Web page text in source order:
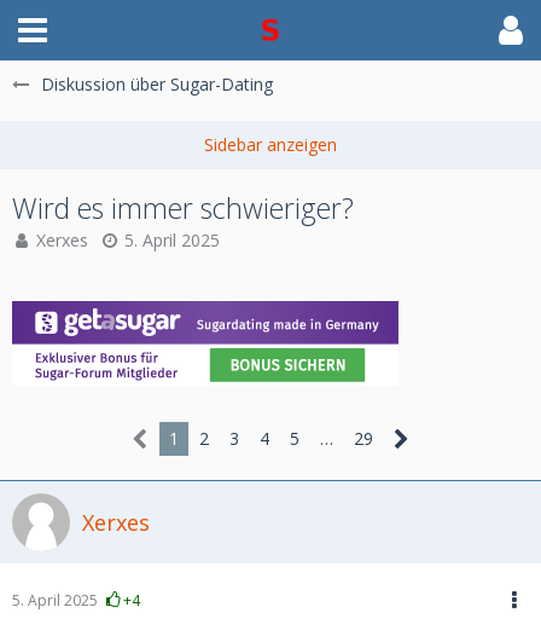
Diskussion über Sugar-Dating
Wird es immer schwieriger?
Xerxes 5. April 2025
1 2 3 4 5 … 29
Xerxes
5. April 2025 +4